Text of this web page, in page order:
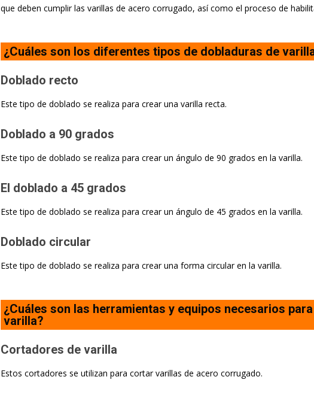
que deben cumplir las varillas de acero corrugado, así como el proceso de
¿Cuáles son los diferentes tipos de dobladuras de
Doblado recto
Este tipo de doblado se realiza para crear una varilla recta.
Doblado a 90 grados
Este tipo de doblado se realiza para crear un ángulo de 90 grados en la varilla.
El doblado a 45 grados
Este tipo de doblado se realiza para crear un ángulo de 45 grados en la varilla.
Doblado circular
Este tipo de doblado se realiza para crear una forma circular en la varilla.
¿Cuáles son las herramientas y equipos necesarios
varilla?
Cortadores de varilla
Estos cortadores se utilizan para cortar varillas de acero corrugado.